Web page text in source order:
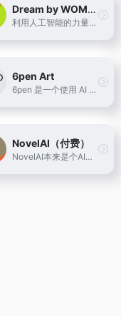
Dream by WOMBO
利用人工智能的力量创作美丽的艺术品。输入一个提示，选择一种艺术风格，然后观看WOMBO Dream将你的想法在几秒钟内变成一幅人工智能画作。
6pen Art
6pen 是一个使用 AI 技术，利用文本生成绘画作品的产品，这意味着，你可以仅仅通过文字描述画面内容，风格，就可以得到画面
NovelAI（付费）
NovelAI本来是个AI写文章的网站，今年用p站上的图训练了二次元专属的AI模型。相对于一些通用的AI绘画生成器来说，novelai在二次元图上更加的准确。